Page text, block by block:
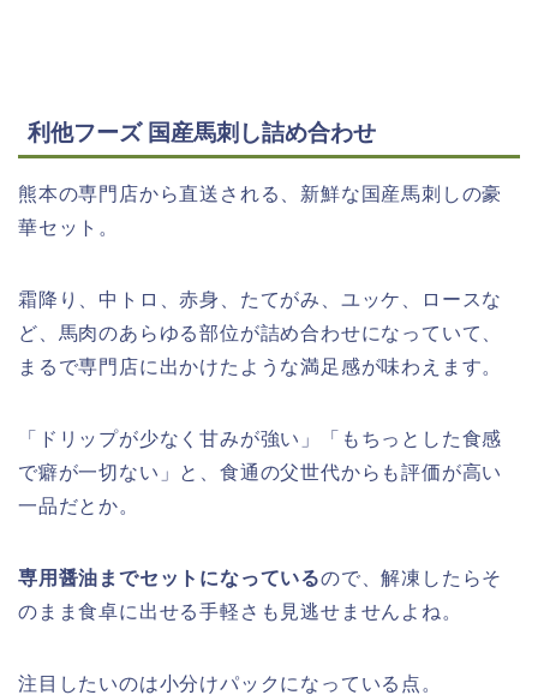
利他フーズ 国産馬刺し詰め合わせ
熊本の専門店から直送される、新鮮な国産馬刺しの豪
華セット。
霜降り、中トロ、赤身、たてがみ、ユッケ、ロースな
ど、馬肉のあらゆる部位が詰め合わせになっていて、
まるで専門店に出かけたような満足感が味わえます。
「ドリップが少なく甘みが強い」「もちっとした食感
で癖が一切ない」と、食通の父世代からも評価が高い
一品だとか。
専用醤油までセットになっているので、解凍したらそ
のまま食卓に出せる手軽さも見逃せませんよね。
注目したいのは小分けパックになっている点。